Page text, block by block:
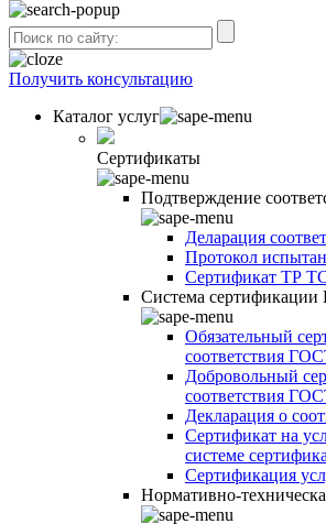
Получить консультацию
Каталог услуг
Сертификаты
Подтверждение
Деларация
Протокол
Сертификат ТР
Система
Обязательный
соответствия
Добровольный
соответствия
Декларация о
Сертификат на
системе
Сертификация
Нормативно-